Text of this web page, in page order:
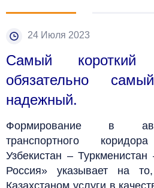
24 Июля 2023
Самый
обязательно
надежный.
Формирование в
транспортного
Узбекистан –
Россия» указывает на
Казахстаном услуги в